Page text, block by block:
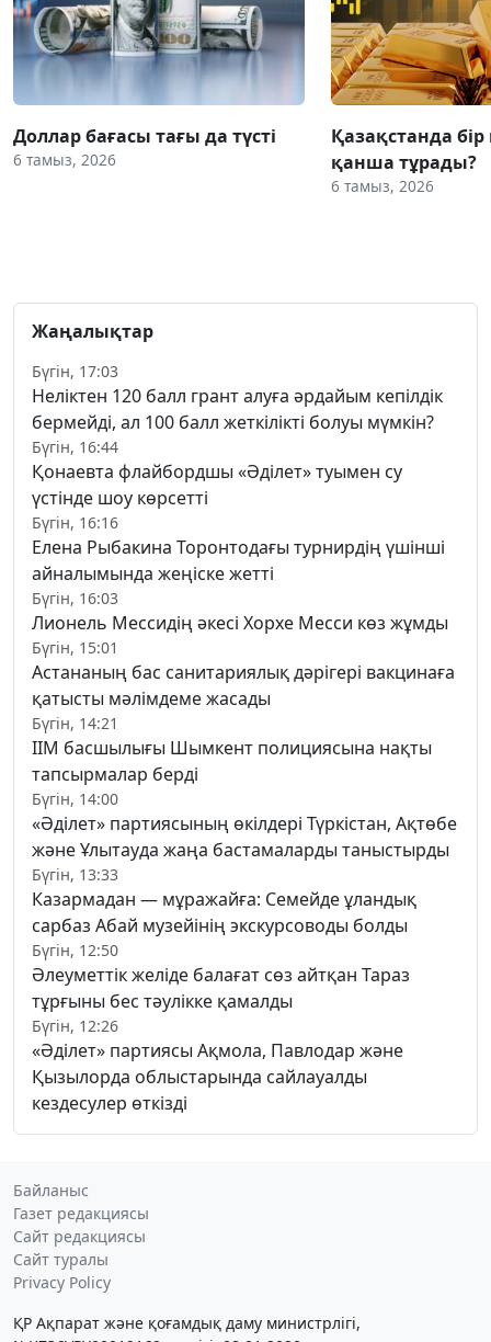
Доллар бағасы тағы да түсті
6 тамыз, 2026
Қазақстанда
қанша тұрады?
6 тамыз, 2026
Жаңалықтар
Бүгін, 17:03
Неліктен 120 балл грант алуға әрдайым кепілдік
бермейді, ал 100 балл жеткілікті болуы мүмкін?
Бүгін, 16:44
Қонаевта флайбордшы «Әділет» туымен су
үстінде шоу көрсетті
Бүгін, 16:16
Елена Рыбакина Торонтодағы турнирдің үшінші
айналымында жеңіске жетті
Бүгін, 16:03
Лионель Мессидің әкесі Хорхе Месси көз жұмды
Бүгін, 15:01
Астананың бас санитариялық дәрігері вакцинаға
қатысты мәлімдеме жасады
Бүгін, 14:21
ІІМ басшылығы Шымкент полициясына нақты
тапсырмалар берді
Бүгін, 14:00
«Әділет» партиясының өкілдері Түркістан, Ақтөбе
және Ұлытауда жаңа бастамаларды таныстырды
Бүгін, 13:33
Казармадан — мұражайға: Семейде ұландық
сарбаз Абай музейінің экскурсоводы болды
Бүгін, 12:50
Әлеуметтік желіде балағат сөз айтқан Тараз
тұрғыны бес тәулікке қамалды
Бүгін, 12:26
«Әділет» партиясы Ақмола, Павлодар және
Қызылорда облыстарында сайлауалды
кездесулер өткізді
Байланыс
Газет редакциясы
Сайт редакциясы
Сайт туралы
Privacy Policy
ҚР Ақпарат және қоғамдық даму министрлігі,